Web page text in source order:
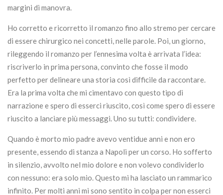
margini di manovra.
Ho corretto e ricorretto il romanzo fino allo stremo per cercare
di essere chirurgico nei concetti, nelle parole. Poi, un giorno,
rileggendo il romanzo per l’ennesima volta è arrivata l’idea:
riscriverlo in prima persona, convinto che fosse il modo
perfetto per delineare una storia così difficile da raccontare.
Era la prima volta che mi cimentavo con questo tipo di
narrazione e spero di esserci riuscito, così come spero di essere
riuscito a lanciare più messaggi. Uno su tutti: condividere.
Quando è morto mio padre avevo ventidue anni e non ero
presente, essendo di stanza a Napoli per un corso. Ho sofferto
in silenzio, avvolto nel mio dolore e non volevo condividerlo
con nessuno: era solo mio. Questo mi ha lasciato un rammarico
infinito. Per molti anni mi sono sentito in colpa per non esserci